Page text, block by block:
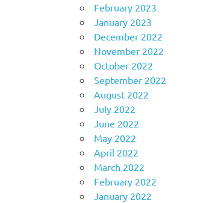
February 2023
January 2023
December 2022
November 2022
October 2022
September 2022
August 2022
July 2022
June 2022
May 2022
April 2022
March 2022
February 2022
January 2022